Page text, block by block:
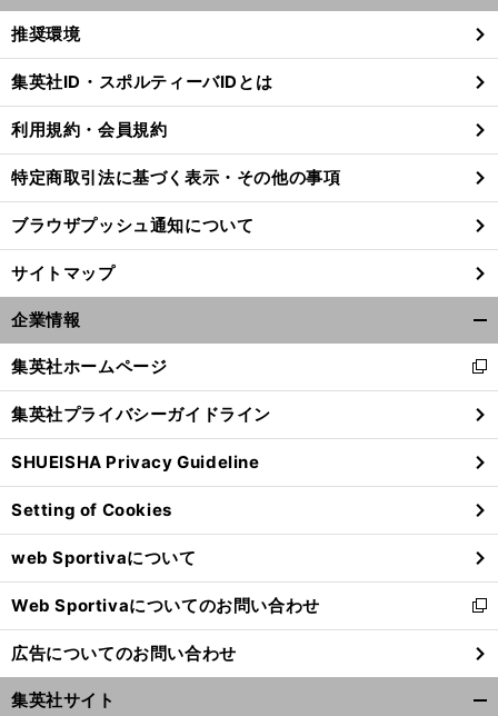
閉
る
推奨環境
集英社ID・スポルティーバIDとは
利用規約・会員規約
特定商取引法に基づく表示・その他の事項
ブラウザプッシュ通知について
サイトマップ
企業情報
閉
る
集英社ホームページ
新
し
い
ウ
ィ
ン
ド
ウ
で
開
く
集英社プライバシーガイドライン
SHUEISHA Privacy Guideline
Setting of Cookies
web Sportivaについて
Web Sportivaについてのお問い合わせ
新
し
い
ウ
ィ
広告についてのお問い合わせ
集英社サイト